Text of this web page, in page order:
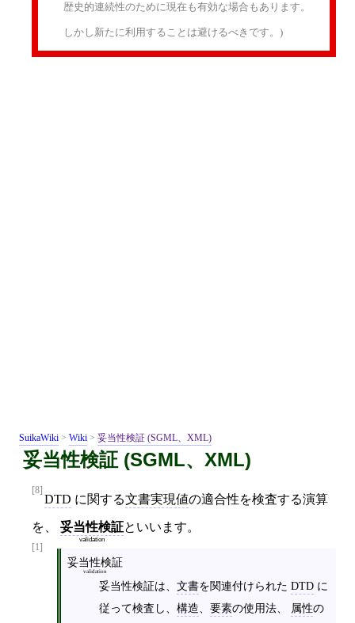
歴史的連続性のために現在も有効な場合もあります。
しかし新たに利用することは避けるべきです。)
SuikaWiki > Wiki > 妥当性検証 (SGML、XML)
妥当性検証 (SGML、XML)
[8]
DTD に関する文書実現値の適合性を検査する演算
を、 妥当性検証
validation
といいます。
[1]
妥当性検証
validation
妥当性検証は、 文書を関連付けられた DTDに
従って検査し、 構造、 要素の使用法、 属性の